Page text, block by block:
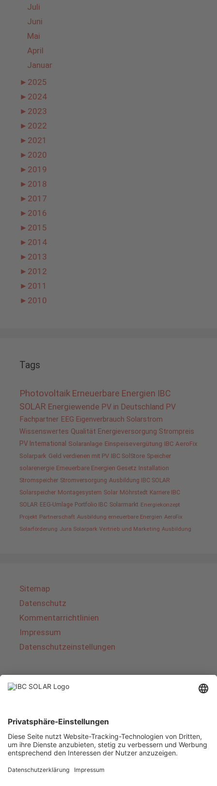
Juli
Juni
Mai
April
Januar
► 2025
► 2024
► 2023
► 2022
► 2021
► 2020
► 2019
► 2018
► 2017
► 2016
► 2015
► 2014
► 2013
► 2012
► 2011
► 2010
Tags
Photovoltaik Erneuerbare Energien IBC
SOLAR Energiewende PV in Deutschland PV
Fachpartner EEG Eigenverbrauch Solarstrom
Wissenswertes Qualität Energieversorgung Strompreis
PV International Solaranlage Einspeisevergütung IBC AeroFix
Solarpark Geld verdienen mit PV IBC SolStore Speicher
solarenergie Erneuerbare Energien Gesetz Installation
Stromspeicher Stromversorgung Ausbildung IBC SOLAR
Solarspeicher Montagesystem Solar Möhrstedt Karriere IBC
SOLAR EEG-Umlage Portfolio IBC Solarmarkt Energiekonzept
Projekt Partnerschaft Ausbildung erneuerbare Energien AeroFix
Solarförderung Jura Solarpark Vertrieb und Marketing Ausbildung
Sitemap
Datenschutz
Kommentarrichtlinien
Impressum
Datenschutzeinstellungen
Über IBC SOLAR
von Energielösungen und Dienstleistungen im
Bereich Photovoltaik und Speicher. Das
Unternehmen bietet Komplettsysteme an und
deckt das gesamte Spektrum von der Planung
bis zur schlüsselfertigen Übergabe von